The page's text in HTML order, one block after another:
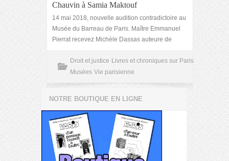
Chauvin à Samia Maktouf
14 mai 2018, nouvelle audition contradictoire au
Musée du Barreau de Paris. Maître Emmanuel
Pierrat recevez Michèle Dassas auteure de
Droit et justice Livres et chroniques sur Paris
Musées Vie parisienne
NOTRE BOUTIQUE EN LIGNE